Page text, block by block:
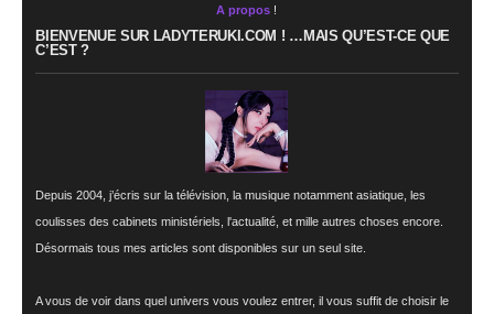
A propos !
BIENVENUE SUR LADYTERUKI.COM ! …MAIS QU’EST-CE QUE
C’EST ?
Depuis 2004, j’écris sur la télévision, la musique notamment asiatique, les
coulisses des cabinets ministériels, l'actualité, et mille autres choses encore.
Désormais tous mes articles sont disponibles sur un seul site.
A vous de voir dans quel univers vous voulez entrer, il vous suffit de choisir le